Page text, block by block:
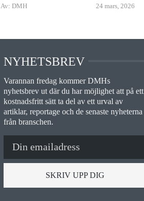
Av: DMH 24 mars, 2026
NYHETSBREV
Varannan fredag kommer DMHs
nyhetsbrev ut där du har möjlighet att på ett
kostnadsfritt sätt ta del av ett urval av
artiklar, reportage och de senaste nyheterna
från branschen.
SKRIV UPP DIG